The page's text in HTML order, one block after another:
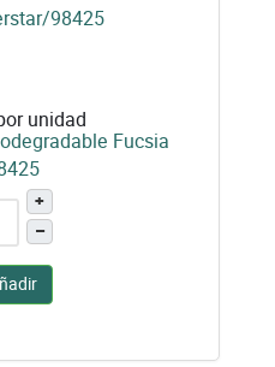
unidad
Fucsia
+
–